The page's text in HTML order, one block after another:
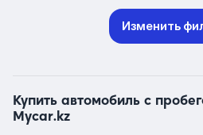
Изменить
Купить автомобиль с
Mycar.kz